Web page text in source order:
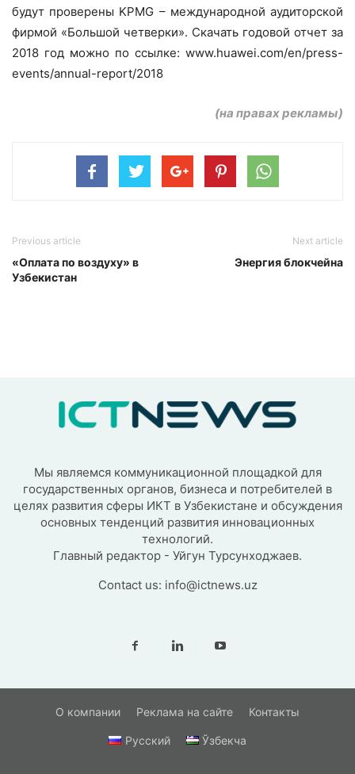
будут проверены KPMG – международной аудиторской
фирмой «Большой четверки». Скачать годовой отчет за
2018 год можно по ссылке: www.huawei.com/en/press-
events/annual-report/2018
(на правах рекламы)
Previous article
«Оплата по воздуху» в
Узбекистан
Next article
Энергия блокчейна
Мы являемся коммуникационной площадкой для
государственных органов, бизнеса и потребителей в
целях развития сферы ИКТ в Узбекистане и обсуждения
основных тенденций развития инновационных
технологий.
Главный редактор - Уйгун Турсунходжаев.
Contact us: info@ictnews.uz
О компании Реклама на сайте Контакты
Русский Ўзбекча